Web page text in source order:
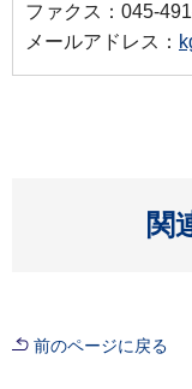
ファクス：045-
メールアドレス：
関
前のページに戻る